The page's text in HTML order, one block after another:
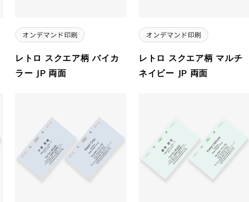
レトロ スクエア柄 バイカ
ラー JP 両面
レトロ スクエア柄 マルチ
ネイビー JP 両面